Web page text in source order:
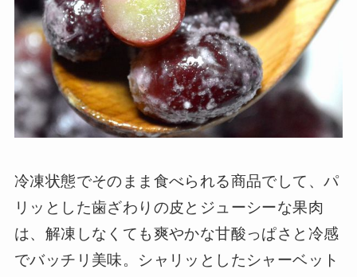
冷凍状態でそのまま食べられる商品でして、パ
リッとした歯ざわりの皮とジューシーな果肉
は、解凍しなくても爽やかな甘酸っぱさと冷感
でバッチリ美味。シャリッとしたシャーベット